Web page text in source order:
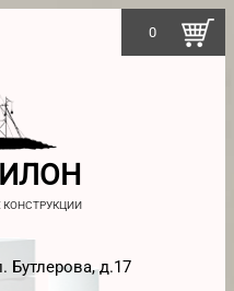
Бутлерова, д.17
0